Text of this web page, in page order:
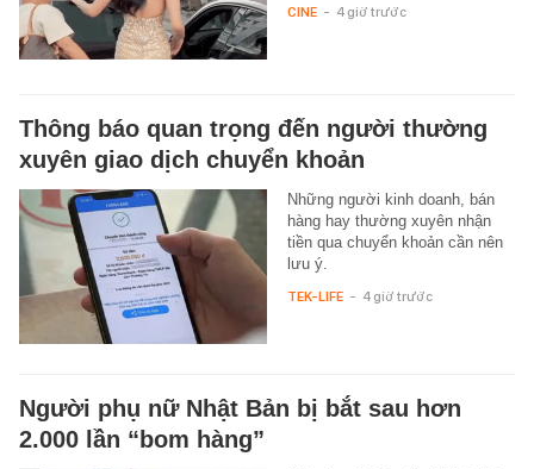
CINE - 4 giờ trước
Thông báo quan trọng đến người thường
xuyên giao dịch chuyển khoản
Những người kinh doanh, bán
hàng hay thường xuyên nhận
tiền qua chuyển khoản cần nên
lưu ý.
TEK-LIFE - 4 giờ trước
Người phụ nữ Nhật Bản bị bắt sau hơn
2.000 lần “bom hàng”